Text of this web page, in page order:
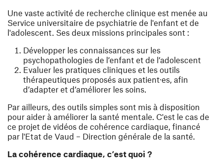
Une vaste activité de recherche clinique est menée au
Service universitaire de psychiatrie de l'enfant et de
l'adolescent. Ses deux missions principales sont :
Développer les connaissances sur les
psychopathologies de l’enfant et de l’adolescent
Evaluer les pratiques cliniques et les outils
thérapeutiques proposés aux patient⸱es, afin
d’adapter et d’améliorer les soins.
Par ailleurs, des outils simples sont mis à disposition
pour aider à améliorer la santé mentale. C'est le cas de
ce projet de vidéos de cohérence cardiaque, financé
par l'Etat de Vaud – Direction générale de la santé.
La cohérence cardiaque, c’est quoi ?